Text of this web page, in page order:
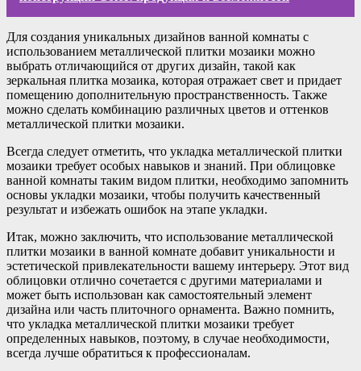
Для создания уникальных дизайнов ванной комнаты с
использованием металлической плитки мозаики можно
выбрать отличающийся от других дизайн, такой как
зеркальная плитка мозаика, которая отражает свет и придает
помещению дополнительную пространственность. Также
можно сделать комбинацию различных цветов и оттенков
металлической плитки мозаики.
Всегда следует отметить, что укладка металлической плитки
мозаики требует особых навыков и знаний. При облицовке
ванной комнаты таким видом плитки, необходимо запомнить
основы укладки мозаики, чтобы получить качественный
результат и избежать ошибок на этапе укладки.
Итак, можно заключить, что использование металлической
плитки мозаики в ванной комнате добавит уникальности и
эстетической привлекательности вашему интерьеру. Этот вид
облицовки отлично сочетается с другими материалами и
может быть использован как самостоятельный элемент
дизайна или часть плиточного орнамента. Важно помнить,
что укладка металлической плитки мозаики требует
определенных навыков, поэтому, в случае необходимости,
всегда лучше обратиться к профессионалам.